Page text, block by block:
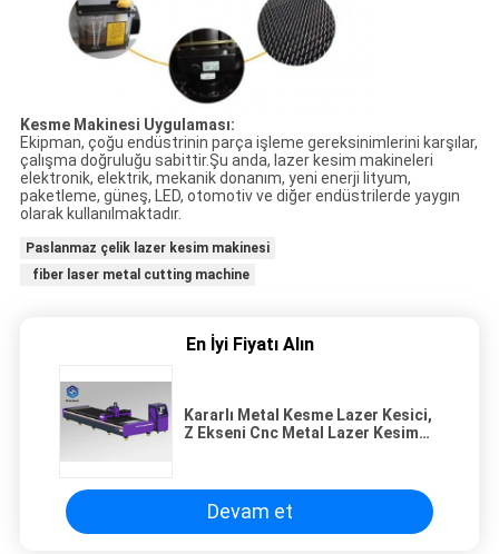
Kesme Makinesi Uygulaması:
Ekipman, çoğu endüstrinin parça işleme gereksinimlerini karşılar,
çalışma doğruluğu sabittir.Şu anda, lazer kesim makineleri
elektronik, elektrik, mekanik donanım, yeni enerji lityum,
paketleme, güneş, LED, otomotiv ve diğer endüstrilerde yaygın
olarak kullanılmaktadır.
Paslanmaz çelik lazer kesim makinesi
fiber laser metal cutting machine
En İyi Fiyatı Alın
Kararlı Metal Kesme Lazer Kesici,
Z Ekseni Cnc Metal Lazer Kesim
Devam et